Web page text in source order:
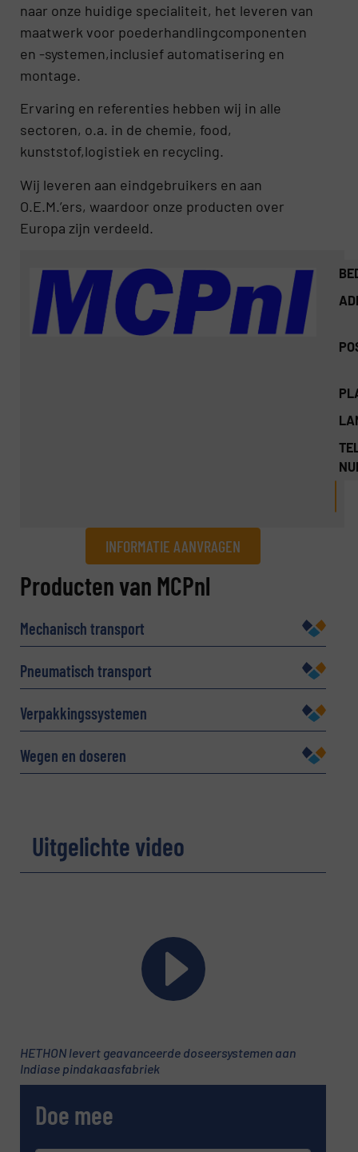
naar onze huidige specialiteit, het leveren van
maatwerk voor poederhandlingcomponenten
en -systemen,inclusief automatisering en
montage.
Ervaring en referenties hebben wij in alle
sectoren, o.a. in de chemie, food,
kunststof,logistiek en recycling.
Wij leveren aan eindgebruikers en aan
O.E.M.’ers, waardoor onze producten over
Europa zijn verdeeld.
INFORMATIE AANVRAGEN
Informatie aanvragen
Bedrijf
E-mail(Vereist)
Telefoonnummer
Producten van MCPnl
Mechanisch transport
Pneumatisch transport
Verpakkingssystemen
Wegen en doseren
Uitgelichte video
HETHON levert geavanceerde doseersystemen aan
Indiase pindakaasfabriek
Doe mee